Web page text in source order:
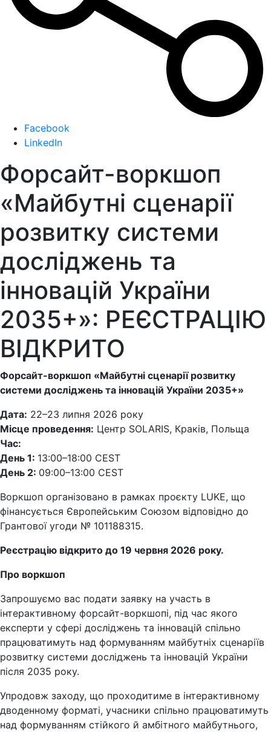
Facebook
LinkedIn
Форсайт-воркшоп
«Майбутні сценарії
розвитку системи
досліджень та
інновацій України
2035+»: РЕЄСТРАЦІЮ
ВІДКРИТО
Форсайт-воркшоп «Майбутні сценарії розвитку
системи досліджень та інновацій України 2035+»
Дата: 22–23 липня 2026 року
Місце проведення: Центр SOLARIS, Краків, Польща
Час:
День 1: 13:00–18:00 CEST
День 2: 09:00–13:00 CEST
Воркшоп організовано в рамках проєкту LUKE, що
фінансується Європейським Союзом відповідно до
Грантової угоди № 101188315.
Реєстрацію відкрито до 19 червня 2026 року.
Про воркшоп
Запрошуємо вас подати заявку на участь в
інтерактивному форсайт-воркшопі, під час якого
експерти у сфері досліджень та інновацій спільно
працюватимуть над формуванням майбутніх сценаріїв
розвитку системи досліджень та інновацій України
після 2035 року.
Упродовж заходу, що проходитиме в інтерактивному
дводенному форматі, учасники спільно працюватимуть
над формуванням стійкого й амбітного майбутнього,